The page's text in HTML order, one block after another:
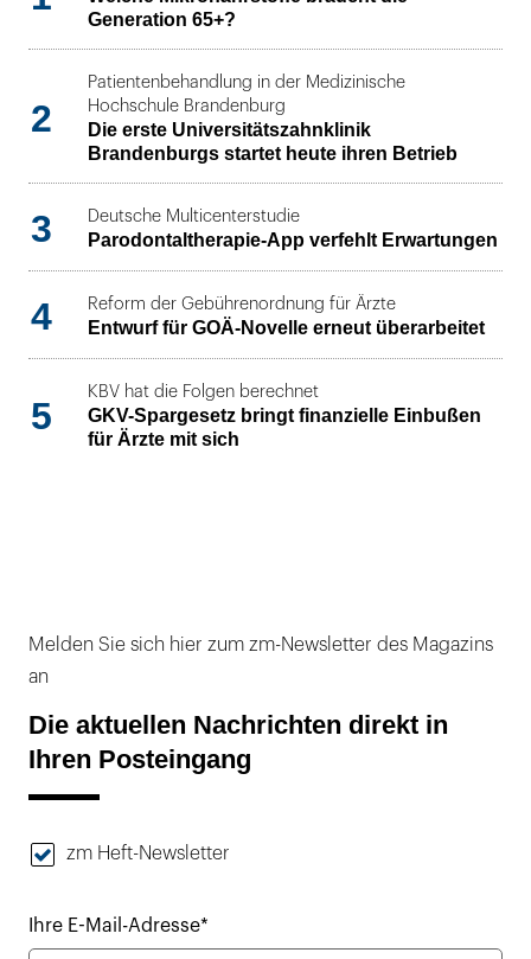
Generation 65+?
2
Patientenbehandlung in der Medizinische
Hochschule Brandenburg
Die erste Universitätszahnklinik
Brandenburgs startet heute ihren Betrieb
3 Deutsche Multicenterstudie
Parodontaltherapie-App verfehlt Erwartungen
4 Reform der Gebührenordnung für Ärzte
Entwurf für GOÄ-Novelle erneut überarbeitet
5
KBV hat die Folgen berechnet
GKV-Spargesetz bringt finanzielle Einbußen
für Ärzte mit sich
Melden Sie sich hier zum zm-Newsletter des Magazins
an
Die aktuellen Nachrichten direkt in
Ihren Posteingang
zm Heft-Newsletter
Ihre E-Mail-Adresse*